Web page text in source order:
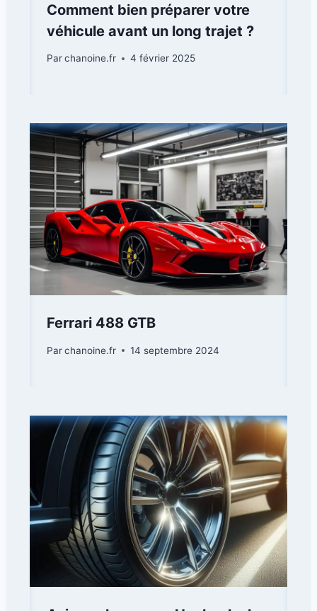
Comment bien préparer votre
véhicule avant un long trajet ?
Parchanoine.fr 4 février 2025
Ferrari 488 GTB
Parchanoine.fr 14 septembre 2024